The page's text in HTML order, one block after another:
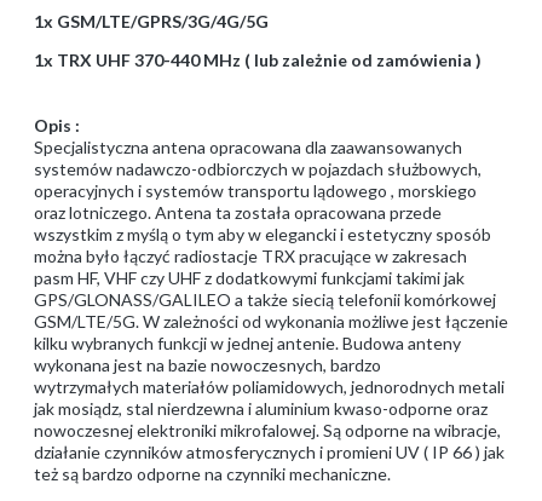
1x GSM/LTE/GPRS/3G/4G/5G
1x TRX UHF 370-440 MHz ( lub zależnie od zamówienia )
Opis :
Specjalistyczna antena opracowana dla zaawansowanych
systemów nadawczo-odbiorczych w pojazdach służbowych,
operacyjnych i systemów transportu lądowego , morskiego
oraz lotniczego. Antena ta została opracowana przede
wszystkim z myślą o tym aby w elegancki i estetyczny sposób
można było łączyć radiostacje TRX pracujące w zakresach
pasm HF, VHF czy UHF z dodatkowymi funkcjami takimi jak
GPS/GLONASS/GALILEO a także siecią telefonii komórkowej
GSM/LTE/5G. W zależności od wykonania możliwe jest łączenie
kilku wybranych funkcji w jednej antenie. Budowa anteny
wykonana jest na bazie nowoczesnych, bardzo
wytrzymałych materiałów poliamidowych, jednorodnych metali
jak mosiądz, stal nierdzewna i aluminium kwaso-odporne oraz
nowoczesnej elektroniki mikrofalowej. Są odporne na wibracje,
działanie czynników atmosferycznych i promieni UV ( IP 66 ) jak
też są bardzo odporne na czynniki mechaniczne.